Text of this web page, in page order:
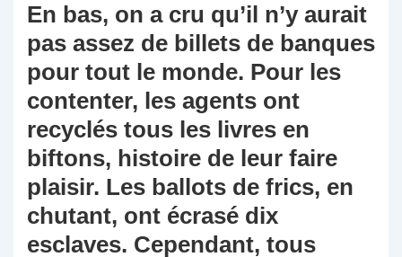
En bas, on a cru qu’il n’y aurait
pas assez de billets de banques
pour tout le monde. Pour les
contenter, les agents ont
recyclés tous les livres en
biftons, histoire de leur faire
plaisir. Les ballots de frics, en
chutant, ont écrasé dix
esclaves. Cependant, tous